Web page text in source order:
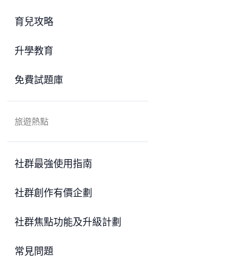
育兒攻略
升學教育
免費試題庫
旅遊熱點
社群最強使用指南
社群創作有價企劃
社群焦點功能及升級計劃
常見問題